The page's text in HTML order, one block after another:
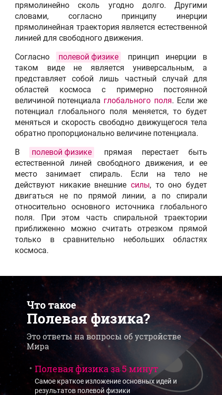
прямолинейно сколь угодно долго. Другими
словами, согласно принципу инерции
прямолинейная траектория является естественной
линией для свободного движения.
Согласно
полевой физике
принцип инерции в
таком виде не является универсальным, а
представляет собой лишь частный случай для
областей космоса с примерно постоянной
величиной потенциала глобального поля. Если же
потенциал глобального поля меняется, то будет
меняться и скорость свободно движущегося тела
обратно пропорционально величине потенциала.
В
полевой физике
прямая перестает быть
естественной линей свободного движения, и ее
место занимает спираль. Если на тело не
действуют никакие внешние силы, то оно будет
двигаться не по прямой линии, а по спирали
относительно основного источника глобального
поля. При этом часть спиральной траектории
приближенно можно считать отрезком прямой
только в сравнительно небольших областях
космоса.
Что такое
Полевая физика?
Это ответы на вопросы об устройстве
Мира
Полевая физика за 5 минут
Самое краткое изложение основных идей и
результатов полевой физики